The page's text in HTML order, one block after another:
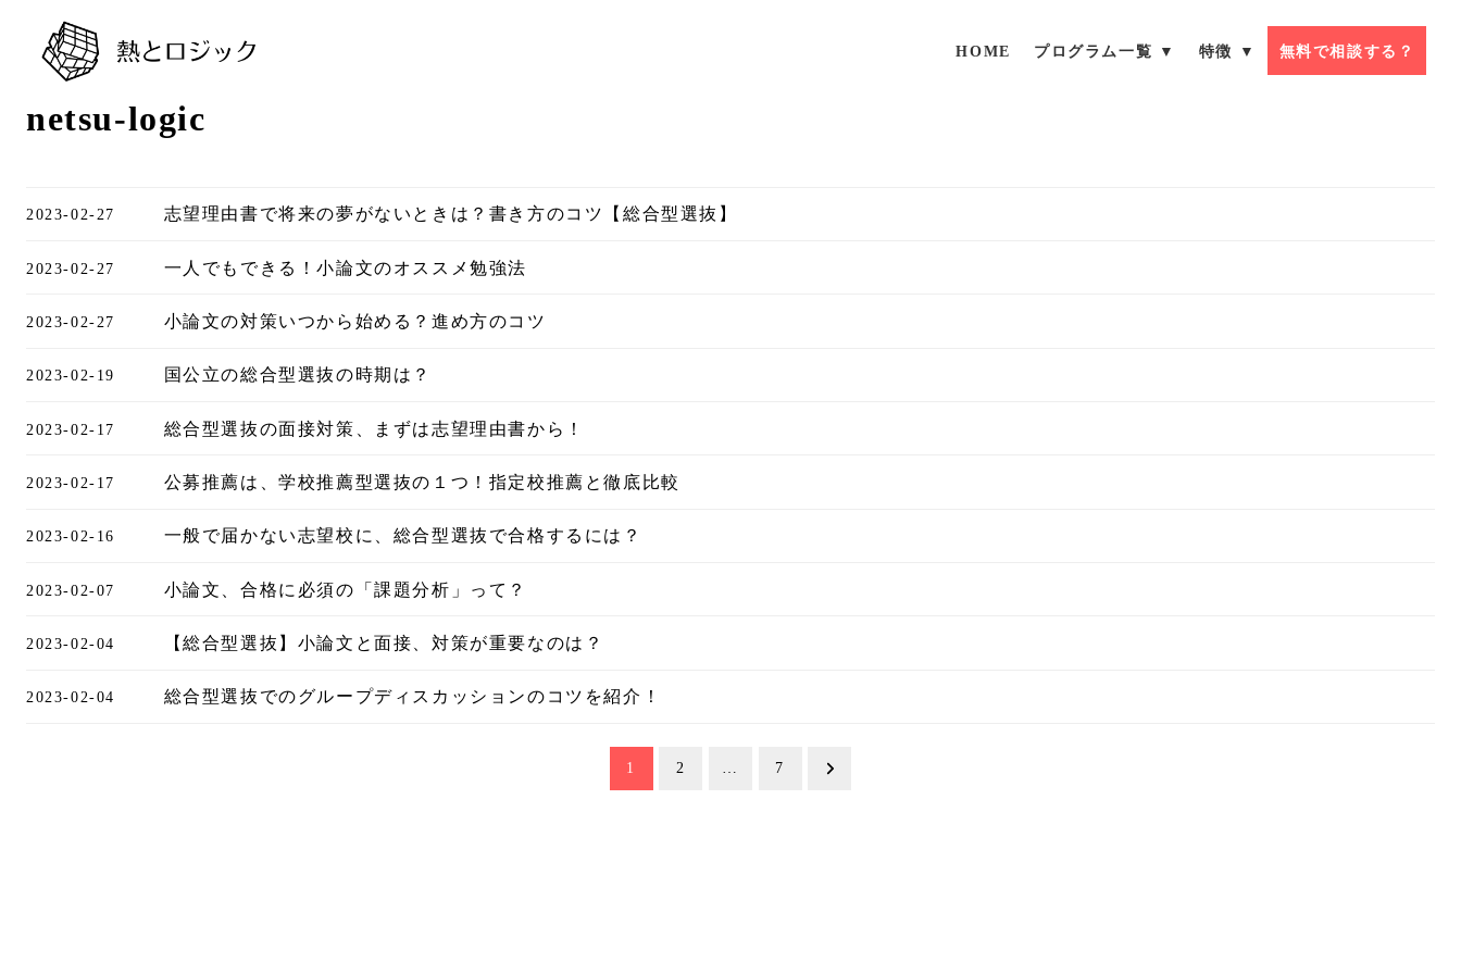
HOME プログラム一覧 ▼ 特徴 ▼ 無料で相談する？
netsu-logic
志望理由書で将来の夢がないときは？書き方のコツ【総合型選抜】
2023-02-27
一人でもできる！小論文のオススメ勉強法
2023-02-27
小論文の対策いつから始める？進め方のコツ
2023-02-27
国公立の総合型選抜の時期は？
2023-02-19
総合型選抜の面接対策、まずは志望理由書から！
2023-02-17
公募推薦は、学校推薦型選抜の１つ！指定校推薦と徹底比較
2023-02-17
一般で届かない志望校に、総合型選抜で合格するには？
2023-02-16
小論文、合格に必須の「課題分析」って？
2023-02-07
【総合型選抜】小論文と面接、対策が重要なのは？
2023-02-04
総合型選抜でのグループディスカッションのコツを紹介！
2023-02-04
1 2 … 7